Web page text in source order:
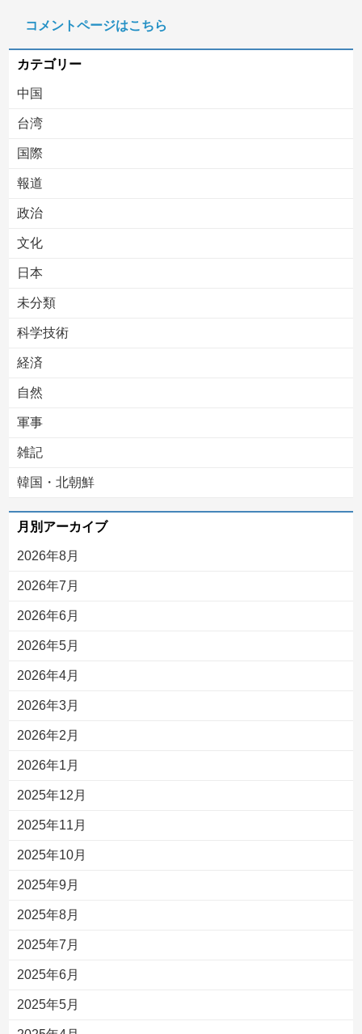
【移民政策反対】イオンの売り場で唐揚げを食う中国人の子供
コメントページはこちら
カテゴリー
中国
台湾
国際
報道
政治
文化
日本
未分類
科学技術
経済
自然
軍事
雑記
韓国・北朝鮮
月別アーカイブ
2026年8月
2026年7月
2026年6月
2026年5月
2026年4月
2026年3月
2026年2月
2026年1月
2025年12月
2025年11月
2025年10月
2025年9月
2025年8月
2025年7月
2025年6月
2025年5月